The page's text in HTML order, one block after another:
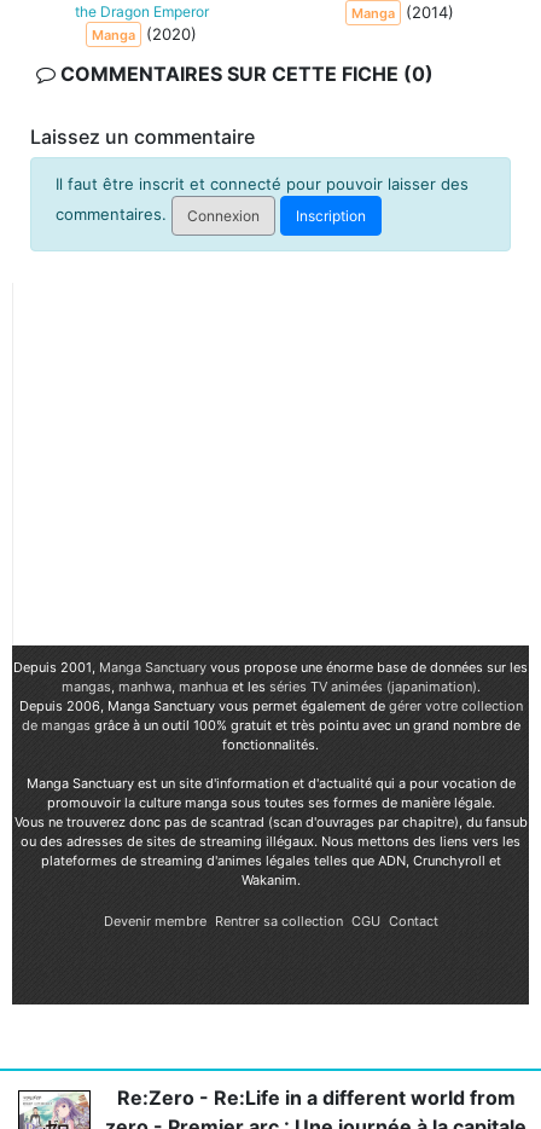
Re:Zero - Re:Life in a different world from
the Dragon Emperor
Manga (2020)
Manga (2014)
COMMENTAIRES SUR CETTE FICHE (0)
Laissez un commentaire
Il faut être inscrit et connecté pour pouvoir laisser des
commentaires.
Connexion Inscription
Depuis 2001, Manga Sanctuary vous propose une énorme base de données sur les
mangas, manhwa, manhuaet les séries TV animées (japanimation).
Depuis 2006, Manga Sanctuary vous permet également de gérer votre collection
de mangasgrâce à un outil 100% gratuit et très pointu avec un grand nombre de
fonctionnalités.
Manga Sanctuary est un site d'information et d'actualité qui a pour vocation de
promouvoir la culture manga sous toutes ses formes de manière légale.
Vous ne trouverez donc pas de scantrad (scan d'ouvrages par chapitre), du fansub
ou des adresses de sites de streaming illégaux. Nous mettons des liens vers les
plateformes de streaming d'animes légales telles que ADN, Crunchyroll et
Wakanim.
Devenir membre Rentrer sa collection CGU Contact